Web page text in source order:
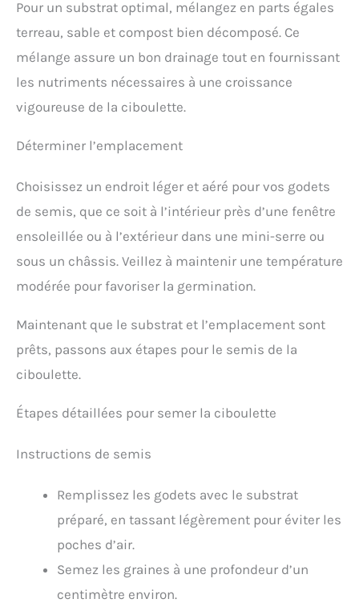
outils. Chaque outil est doté d'un trou de
suspension pour un rangement facile ou une
suspension pour un accès rapide et sans
Pour un substrat optimal, mélangez en parts égales
terreau, sable et compost bien décomposé. Ce
mélange assure un bon drainage tout en fournissant
les nutriments nécessaires à une croissance
vigoureuse de la ciboulette.
Déterminer l’emplacement
Choisissez un endroit léger et aéré pour vos godets
de semis, que ce soit à l’intérieur près d’une fenêtre
ensoleillée ou à l’extérieur dans une mini-serre ou
sous un châssis. Veillez à maintenir une température
modérée pour favoriser la germination.
Maintenant que le substrat et l’emplacement sont
prêts, passons aux étapes pour le semis de la
ciboulette.
Étapes détaillées pour semer la ciboulette
Instructions de semis
Remplissez les godets avec le substrat
préparé, en tassant légèrement pour éviter les
poches d’air.
Semez les graines à une profondeur d’un
centimètre environ.